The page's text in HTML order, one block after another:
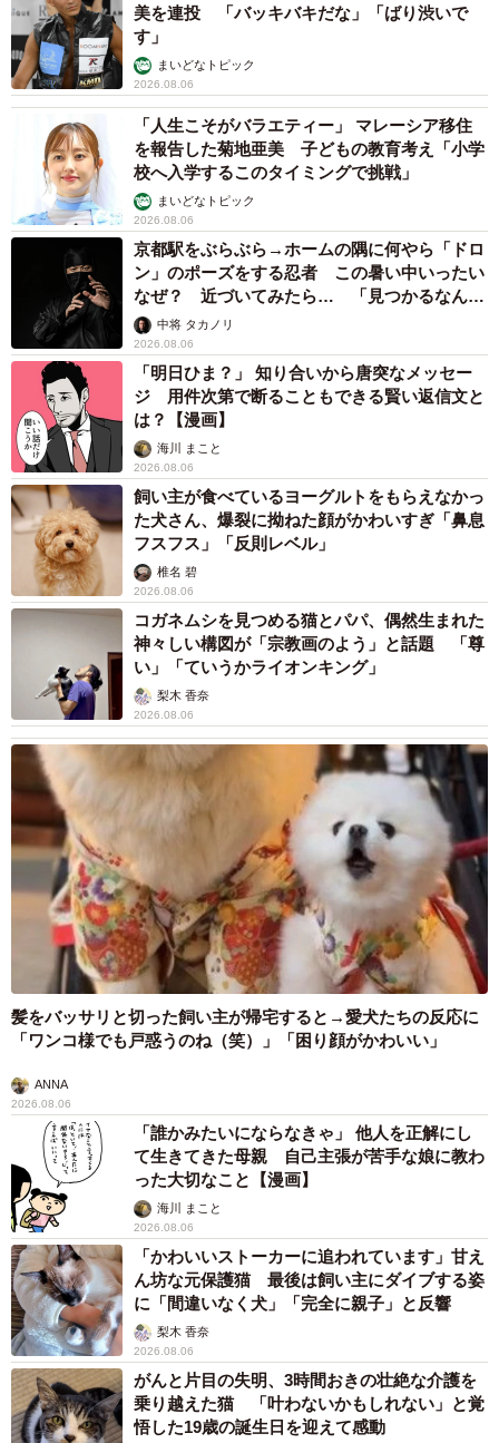
美を連投 「バッキバキだな」「ばり渋いで
す」
まいどなトピック
2026.08.06
「人生こそがバラエティー」 マレーシア移住
を報告した菊地亜美 子どもの教育考え「小学
校へ入学するこのタイミングで挑戦」
まいどなトピック
2026.08.06
京都駅をぶらぶら→ホームの隅に何やら「ドロ
ン」のポーズをする忍者 この暑い中いったい
なぜ？ 近づいてみたら… 「見つかるなんて
未熟」中将 タカノリ
2026.08.06
「明日ひま？」 知り合いから唐突なメッセー
ジ 用件次第で断ることもできる賢い返信文と
は？【漫画】
海川 まこと
2026.08.06
飼い主が食べているヨーグルトをもらえなかっ
た犬さん、爆裂に拗ねた顔がかわいすぎ「鼻息
フスフス」「反則レベル」
椎名 碧
2026.08.06
コガネムシを見つめる猫とパパ、偶然生まれた
神々しい構図が「宗教画のよう」と話題 「尊
い」「ていうかライオンキング」
梨木 香奈
2026.08.06
髪をバッサリと切った飼い主が帰宅すると→愛犬たちの反応に
「ワンコ様でも戸惑うのね（笑）」「困り顔がかわいい」
ANNA
2026.08.06
「誰かみたいにならなきゃ」 他人を正解にし
て生きてきた母親 自己主張が苦手な娘に教わ
った大切なこと【漫画】
海川 まこと
2026.08.06
「かわいいストーカーに追われています」甘え
ん坊な元保護猫 最後は飼い主にダイブする姿
に「間違いなく犬」「完全に親子」と反響
梨木 香奈
2026.08.06
がんと片目の失明、3時間おきの壮絶な介護を
乗り越えた猫 「叶わないかもしれない」と覚
悟した19歳の誕生日を迎えて感動